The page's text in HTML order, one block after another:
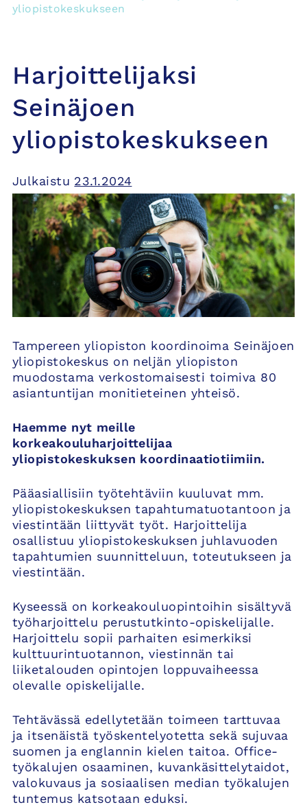
yliopistokeskukseen
Harjoittelijaksi
Seinäjoen
yliopistokeskukseen
Julkaistu 23.1.2024
Tampereen yliopiston koordinoima Seinäjoen
yliopistokeskus on neljän yliopiston
muodostama verkostomaisesti toimiva 80
asiantuntijan monitieteinen yhteisö.
Haemme nyt meille
korkeakouluharjoittelijaa
yliopistokeskuksen koordinaatiotiimiin.
Pääasiallisiin työtehtäviin kuuluvat mm.
yliopistokeskuksen tapahtumatuotantoon ja
viestintään liittyvät työt. Harjoittelija
osallistuu yliopistokeskuksen juhlavuoden
tapahtumien suunnitteluun, toteutukseen ja
viestintään.
Kyseessä on korkeakouluopintoihin sisältyvä
työharjoittelu perustutkinto-opiskelijalle.
Harjoittelu sopii parhaiten esimerkiksi
kulttuurintuotannon, viestinnän tai
liiketalouden opintojen loppuvaiheessa
olevalle opiskelijalle.
Tehtävässä edellytetään toimeen tarttuvaa
ja itsenäistä työskentelyotetta sekä sujuvaa
suomen ja englannin kielen taitoa. Office-
työkalujen osaaminen, kuvankäsittelytaidot,
valokuvaus ja sosiaalisen median työkalujen
tuntemus katsotaan eduksi.